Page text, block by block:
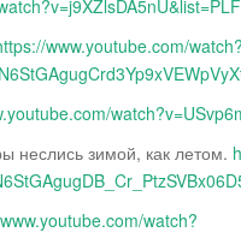
www.youtube.com/watch?
неслись зимой, как летом.
watch?